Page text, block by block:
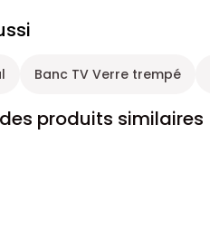
Banc TV Verre trempé
produits similaires